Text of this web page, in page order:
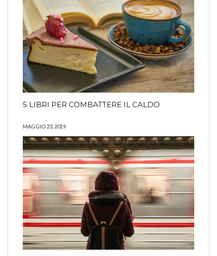
5 LIBRI PER COMBATTERE IL CALDO
MAGGIO 23, 2019